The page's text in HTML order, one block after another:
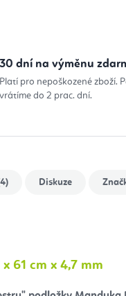
30 dní na výměnu
Platí pro nepoškozené zboží.
vrátíme do 2 prac. dní.
Diskuze
61 cm x 4,7 mm